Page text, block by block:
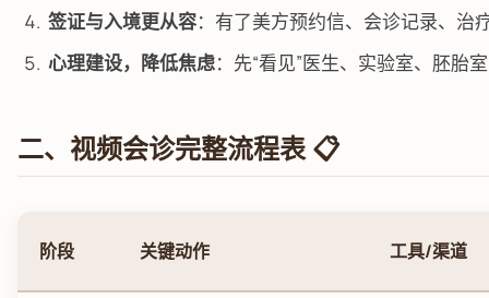
签证与入境更从容：有了美方预约信、会诊记录、治
心理建设，降低焦虑：先“看见”医生、实验室、胚胎
二、视频会诊完整流程表 📋
阶段 关键动作 工具/渠道